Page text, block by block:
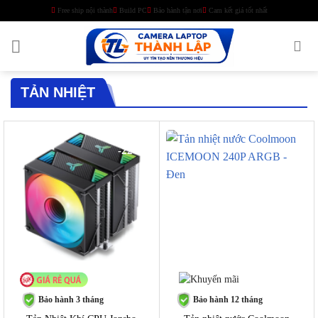
content
Free ship nội thành Build PC Bảo hành tận nơi Cam kết giá tốt nhất
TẢN NHIỆT
-22%
Bảo hành 3 tháng
-9%
Bảo hành 12 tháng